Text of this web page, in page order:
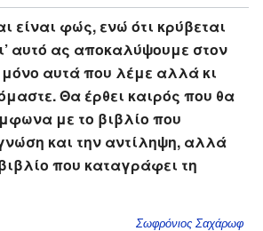
είναι φώς, ενώ ότι κρύβεται
αυτό ας αποκαλύψουμε στον
αυτά που λέμε αλλά κι
Θα έρθει καιρός που θα
με το βιβλίο που
και την αντίληψη, αλλά
που καταγράφει τη
Σωφρόνιος Σαχάρωφ